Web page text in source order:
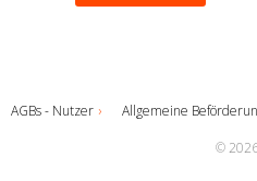
AGBs - Nutzer Allgemeine
©